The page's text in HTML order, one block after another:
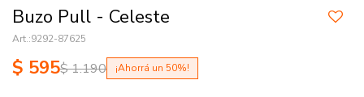
Buzo Pull - Celeste
9292-87625
$ 595$1.190 50